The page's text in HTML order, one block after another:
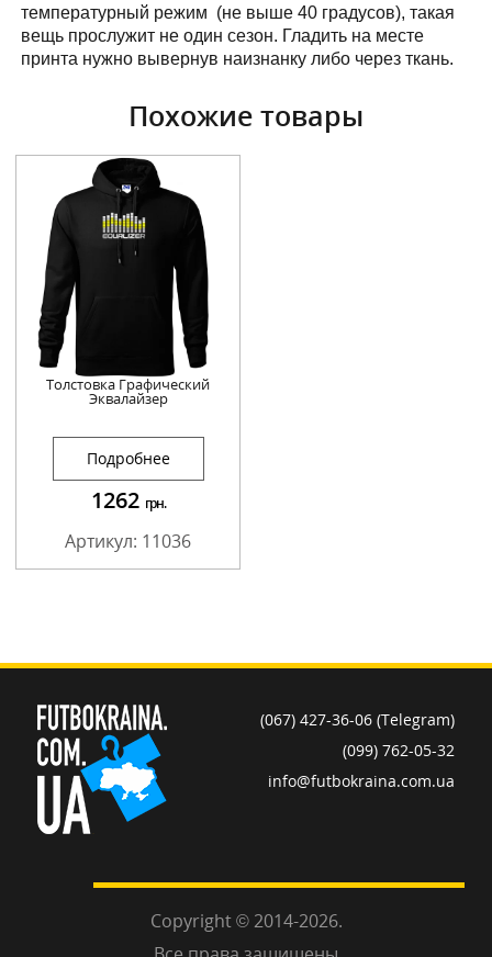
температурный режим (не выше 40 градусов), такая
вещь прослужит не один сезон. Гладить на месте
принта нужно вывернув наизнанку либо через ткань.
Похожие товары
Толстовка Графический
Эквалайзер
Подробнее
1262 грн.
Артикул: 11036
(067) 427-36-06 (Telegram)
(099) 762-05-32
info@futbokraina.com.ua
Copyright © 2014-2026.